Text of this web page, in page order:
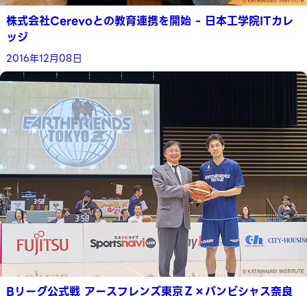
株式会社Cerevoとの教育連携を開始 - 日本工学院ITカレ
ッジ
2016年12月08日
Bリーグ公式戦 アースフレンズ東京Ｚ×バンビシャス奈良